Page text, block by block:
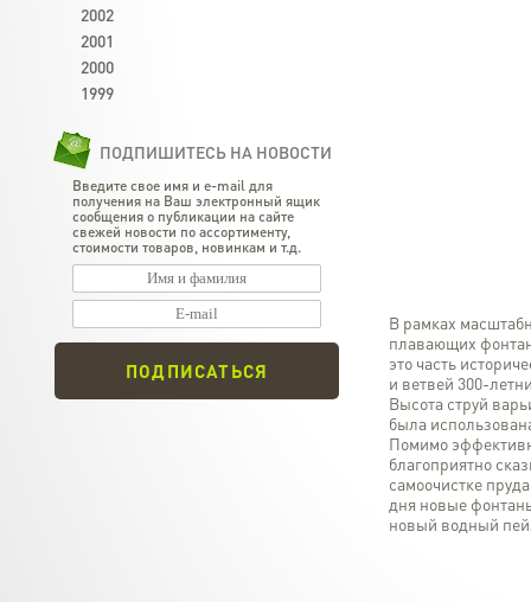
В рамках
плавающих
это часть
и ветвей 300-
Высота струй
была
Помимо
благоприятно
самоочистке
дня новые
новый водный
2002
2001
2000
1999
ПОДПИШИТЕСЬ НА НОВОСТИ
Введите свое имя и e-mail для
получения на Ваш электронный ящик
сообщения о публикации на сайте
свежей новости по ассортименту,
стоимости товаров, новинкам и т.д.
ПОДПИСАТЬСЯ